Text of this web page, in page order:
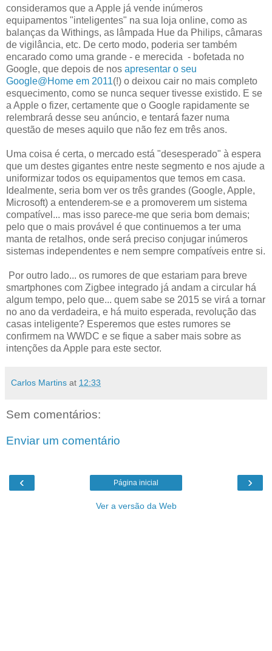
consideramos que a Apple já vende inúmeros
equipamentos "inteligentes" na sua loja online, como as
balanças da Withings, as lâmpada Hue da Philips, câmaras
de vigilância, etc. De certo modo, poderia ser também
encarado como uma grande - e merecida - bofetada no
Google, que depois de nos apresentar o seu
Google@Home em 2011(!) o deixou cair no mais completo
esquecimento, como se nunca sequer tivesse existido. E se
a Apple o fizer, certamente que o Google rapidamente se
relembrará desse seu anúncio, e tentará fazer numa
questão de meses aquilo que não fez em três anos.
Uma coisa é certa, o mercado está "desesperado" à espera
que um destes gigantes entre neste segmento e nos ajude a
uniformizar todos os equipamentos que temos em casa.
Idealmente, seria bom ver os três grandes (Google, Apple,
Microsoft) a entenderem-se e a promoverem um sistema
compatível... mas isso parece-me que seria bom demais;
pelo que o mais provável é que continuemos a ter uma
manta de retalhos, onde será preciso conjugar inúmeros
sistemas independentes e nem sempre compatíveis entre si.
Por outro lado... os rumores de que estariam para breve
smartphones com Zigbee integrado já andam a circular há
algum tempo, pelo que... quem sabe se 2015 se virá a tornar
no ano da verdadeira, e há muito esperada, revolução das
casas inteligente? Esperemos que estes rumores se
confirmem na WWDC e se fique a saber mais sobre as
intenções da Apple para este sector.
Carlos Martins at 12:33
Sem comentários:
Enviar um comentário
‹ ›
Página inicial
Ver a versão da Web